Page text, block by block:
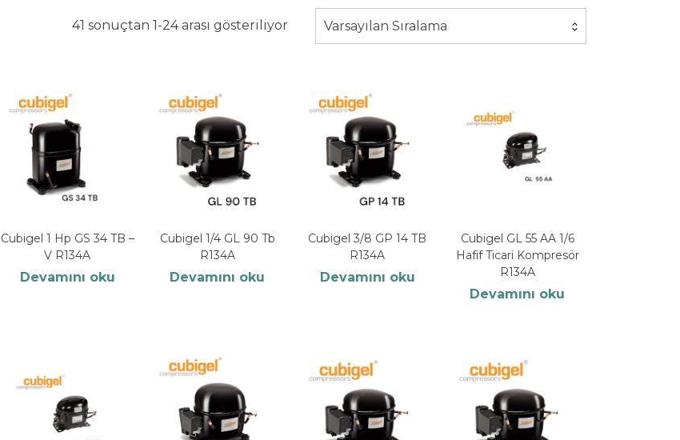
41 sonuçtan 1-24 arası gösteriliyor Varsayılan Sıralama
Cubigel 1 Hp GS 34 TB –
V R134A
Devamını oku
Cubigel 1/4 GL 90 Tb
R134A
Devamını oku
Cubigel 3/8 GP 14 TB
R134A
Devamını oku
Cubigel GL 55 AA 1/6
Hafif Ticari Kompresör
R134A
Devamını oku